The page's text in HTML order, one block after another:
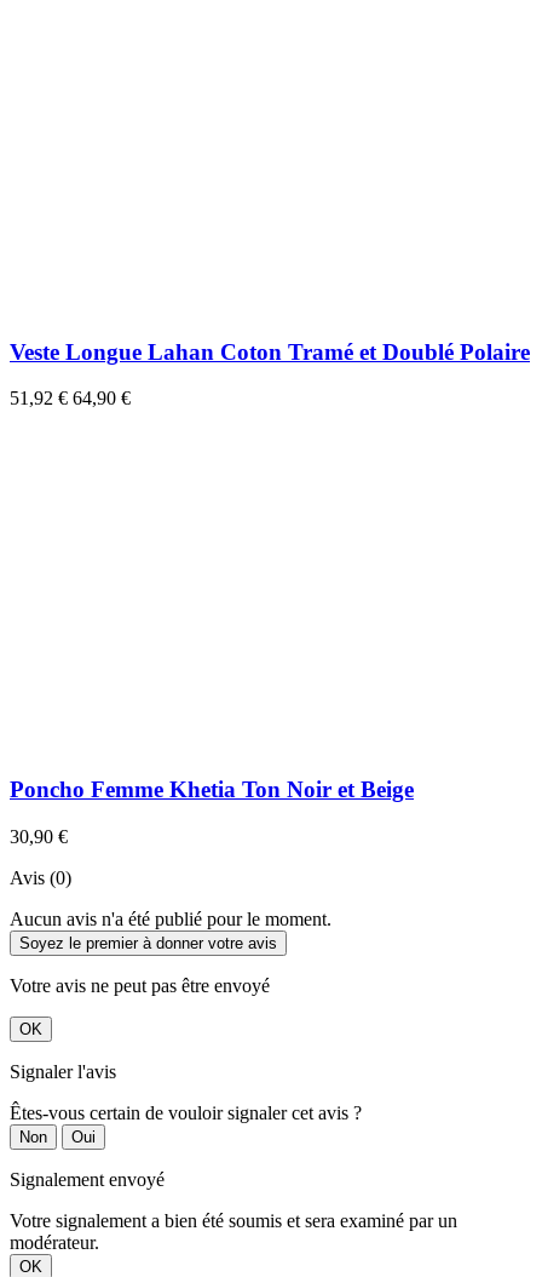
Veste Longue Lahan Coton Tramé et Doublé Polaire
51,92 € 64,90 €
Poncho Femme Khetia Ton Noir et Beige
30,90 €
Avis (0)
Aucun avis n'a été publié pour le moment.
Soyez le premier à donner votre avis
Votre avis ne peut pas être envoyé
OK
Signaler l'avis
Êtes-vous certain de vouloir signaler cet avis ?
Non Oui
Signalement envoyé
Votre signalement a bien été soumis et sera examiné par un
modérateur.
OK